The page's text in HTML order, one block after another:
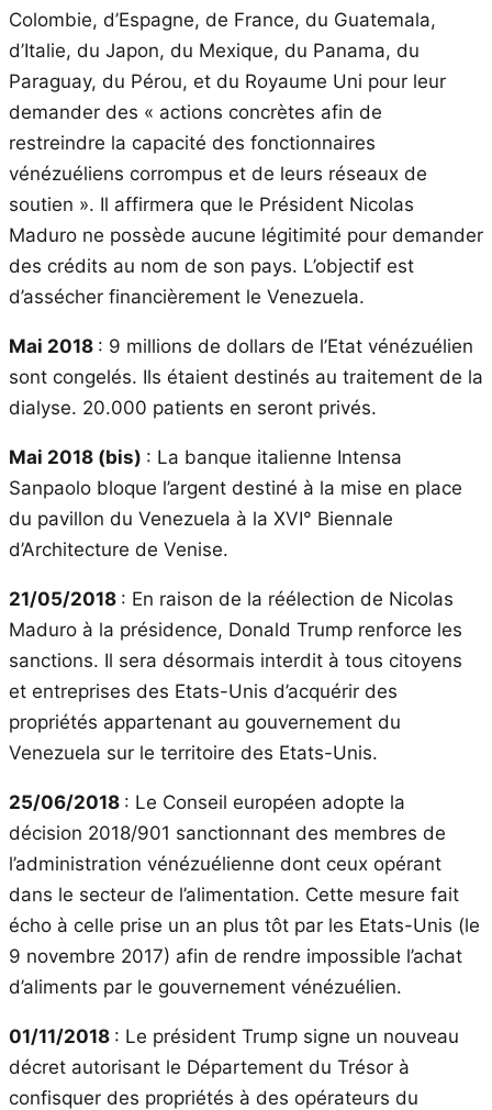
Colombie, d’Espagne, de France, du Guatemala,
d’Italie, du Japon, du Mexique, du Panama, du
Paraguay, du Pérou, et du Royaume Uni pour leur
demander des « actions concrètes afin de
restreindre la capacité des fonctionnaires
vénézuéliens corrompus et de leurs réseaux de
soutien ». Il affirmera que le Président Nicolas
Maduro ne possède aucune légitimité pour demander
des crédits au nom de son pays. L’objectif est
d’assécher financièrement le Venezuela.
Mai 2018 : 9 millions de dollars de l’Etat vénézuélien
sont congelés. Ils étaient destinés au traitement de la
dialyse. 20.000 patients en seront privés.
Mai 2018 (bis) : La banque italienne Intensa
Sanpaolo bloque l’argent destiné à la mise en place
du pavillon du Venezuela à la XVI° Biennale
d’Architecture de Venise.
21/05/2018 : En raison de la réélection de Nicolas
Maduro à la présidence, Donald Trump renforce les
sanctions. Il sera désormais interdit à tous citoyens
et entreprises des Etats-Unis d’acquérir des
propriétés appartenant au gouvernement du
Venezuela sur le territoire des Etats-Unis.
25/06/2018 : Le Conseil européen adopte la
décision 2018/901 sanctionnant des membres de
l’administration vénézuélienne dont ceux opérant
dans le secteur de l’alimentation. Cette mesure fait
écho à celle prise un an plus tôt par les Etats-Unis (le
9 novembre 2017) afin de rendre impossible l’achat
d’aliments par le gouvernement vénézuélien.
01/11/2018 : Le président Trump signe un nouveau
décret autorisant le Département du Trésor à
confisquer des propriétés à des opérateurs du